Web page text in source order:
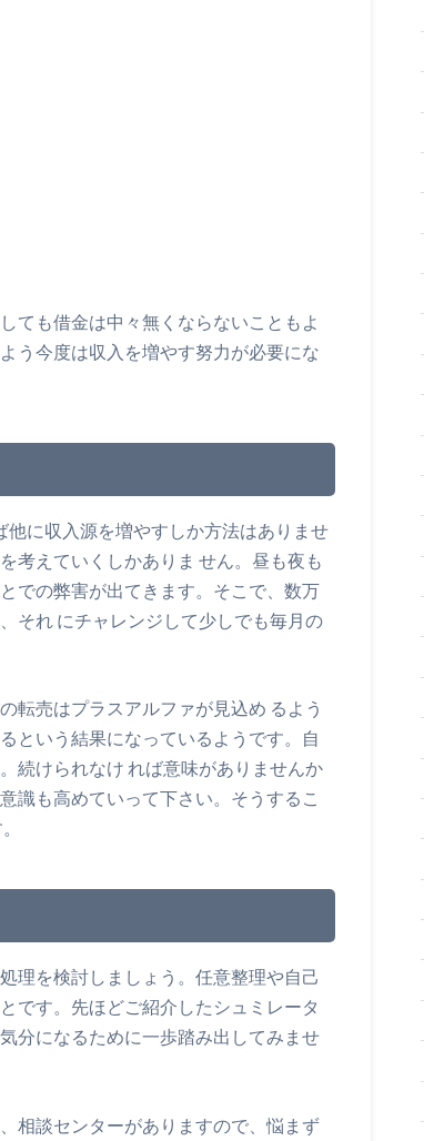
ても借金は中々無くならないこともよ
う今度は収入を増やす努力が必要にな
に収入源を増やすしか方法はありませ
考えていくしかありま せん。昼も夜も
での弊害が出てきます。そこで、数万
それ にチャレンジして少しでも毎月の
転売はプラスアルファが見込め るよう
という結果になっているようです。自
続けられなけ れば意味がありませんか
識も高めていって下さい。そうするこ
理を検討しましょう。任意整理や自己
です。先ほどご紹介したシュミレータ
分になるために一歩踏み出してみませ
相談センターがありますので、悩まず